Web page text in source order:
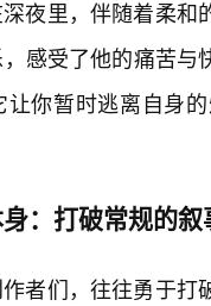
夜里，伴随着柔和
感受了他的痛苦
你暂时逃离自身
：打破常规的
者们，往往勇于打